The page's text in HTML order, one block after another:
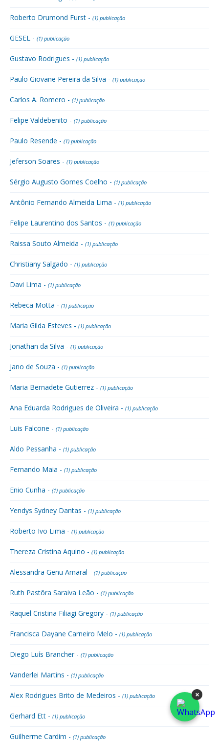
Roberto Drumond Furst - (1) publicação
GESEL - (1) publicação
Gustavo Rodrigues - (1) publicação
Paulo Giovane Pereira da Silva - (1) publicação
Carlos A. Romero - (1) publicação
Felipe Valdebenito - (1) publicação
Paulo Resende - (1) publicação
Jeferson Soares - (1) publicação
Sérgio Augusto Gomes Coelho - (1) publicação
Antônio Fernando Almeida Lima - (1) publicação
Felipe Laurentino dos Santos - (1) publicação
Raissa Souto Almeida - (1) publicação
Christiany Salgado - (1) publicação
Davi Lima - (1) publicação
Rebeca Motta - (1) publicação
Maria Gilda Esteves - (1) publicação
Jonathan da Silva - (1) publicação
Jano de Souza - (1) publicação
Maria Bernadete Gutierrez - (1) publicação
Ana Eduarda Rodrigues de Oliveira - (1) publicação
Luis Falcone - (1) publicação
Aldo Pessanha - (1) publicação
Fernando Maia - (1) publicação
Enio Cunha - (1) publicação
Yendys Sydney Dantas - (1) publicação
Roberto Ivo Lima - (1) publicação
Thereza Cristina Aquino - (1) publicação
Alessandra Genu Amaral - (1) publicação
Ruth Pastôra Saraiva Leão - (1) publicação
Raquel Cristina Filiagi Gregory - (1) publicação
Francisca Dayane Carneiro Melo - (1) publicação
Diego Luís Brancher - (1) publicação
Vanderlei Martins - (1) publicação
Alex Rodrigues Brito de Medeiros - (1) publicação
Gerhard Ett - (1) publicação
Guilherme Cardim - (1) publicação
×